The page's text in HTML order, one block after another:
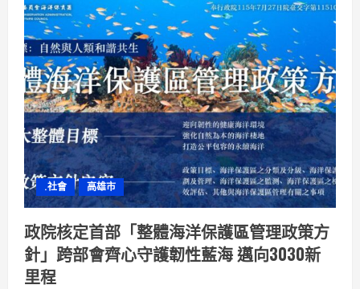
韓
國
深
度
旅
遊
市
場
「高
雄
農
村
旅
遊」
雙
城
推
廣
拓
商
機
.社會 高雄市
政院核定首部「整體海洋保護區管理政策方
針」跨部會齊心守護韌性藍海 邁向3030新
里程